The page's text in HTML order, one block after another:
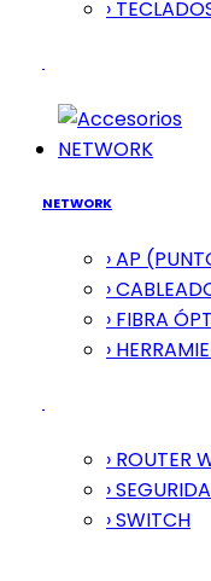
›
NETWORK
NETWORK
› AP
›
› FIBRA
›
› ROUTER
›
› SWITCH